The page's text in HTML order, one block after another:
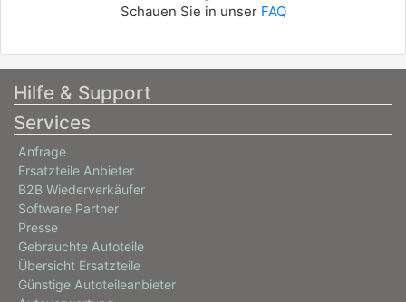
Schauen Sie in unser FAQ
Hilfe & Support
Services
Anfrage
Ersatzteile Anbieter
B2B Wiederverkäufer
Software Partner
Presse
Gebrauchte Autoteile
Übersicht Ersatzteile
Günstige Autoteileanbieter